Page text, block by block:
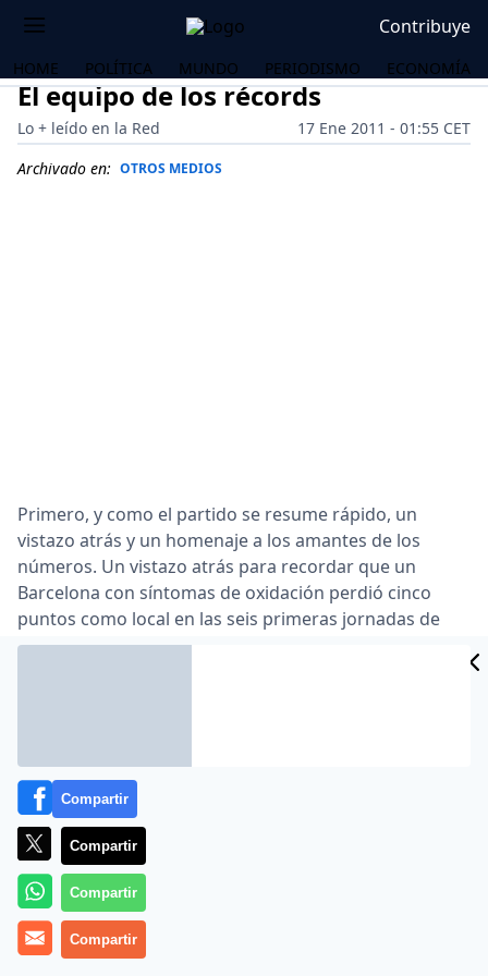
Contribuye
HOME POLÍTICA MUNDO PERIODISMO ECONOMÍA
El equipo de los récords
Lo + leído en la Red
17 Ene 2011 - 01:55 CET
Archivado en: OTROS MEDIOS
Primero, y como el partido se resume rápido, un
vistazo atrás y un homenaje a los amantes de los
números. Un vistazo atrás para recordar que un
Barcelona con síntomas de oxidación perdió cinco
puntos como local en las seis primeras jornadas de
Liga … Ahí va una ensalada de números que quizá sólo
Lea el artículo completo en
Compartir
Compartir
Compartir
Compartir